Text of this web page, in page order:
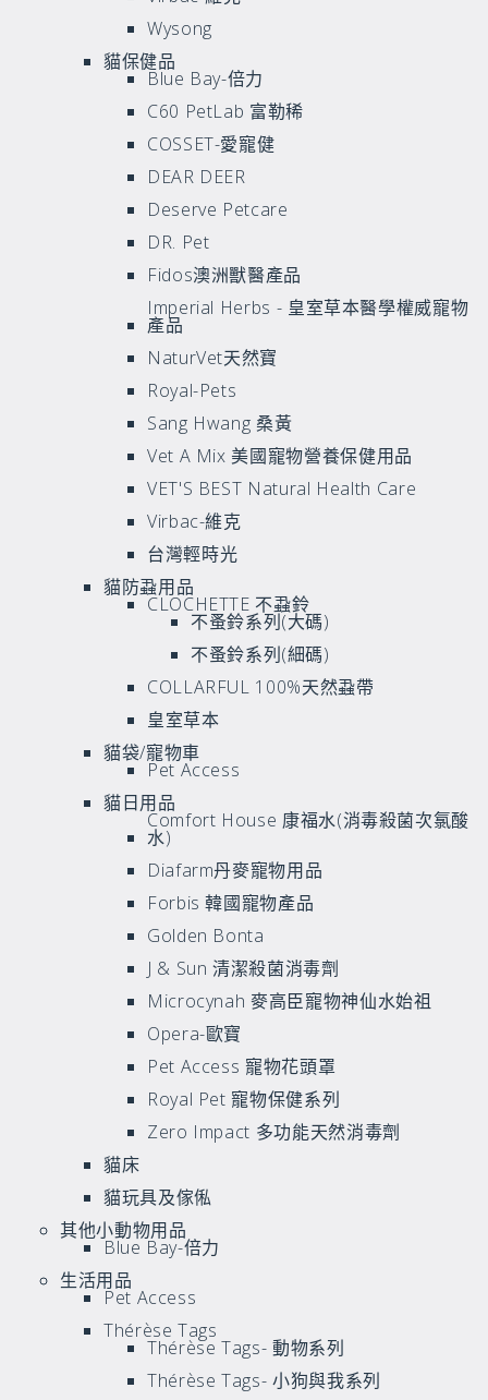
Wysong
貓保健品
Blue Bay-倍力
C60 PetLab 富勒稀
COSSET-愛寵健
DEAR DEER
Deserve Petcare
DR. Pet
Fidos澳洲獸醫產品
Imperial Herbs - 皇室草本醫學權威寵物
產品
NaturVet天然寶
Royal-Pets
Sang Hwang 桑黃
Vet A Mix 美國寵物營養保健用品
VET'S BEST Natural Health Care
Virbac-維克
台灣輕時光
貓防蝨用品
CLOCHETTE 不蝨鈴
不蚤鈴系列(大碼)
不蚤鈴系列(細碼)
COLLARFUL 100%天然蝨帶
皇室草本
貓袋/寵物車
Pet Access
貓日用品
Comfort House 康福水(消毒殺菌次氯酸
水)
Diafarm丹麥寵物用品
Forbis 韓國寵物產品
Golden Bonta
J & Sun 清潔殺菌消毒劑
Microcynah 麥高臣寵物神仙水始祖
Opera-歐寶
Pet Access 寵物花頭罩
Royal Pet 寵物保健系列
Zero Impact 多功能天然消毒劑
貓床
貓玩具及傢俬
其他小動物用品
Blue Bay-倍力
生活用品
Pet Access
Thérèse Tags
Thérèse Tags- 動物系列
Thérèse Tags- 小狗與我系列